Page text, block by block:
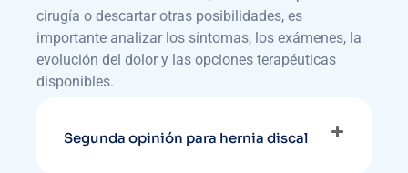
cirugía o descartar otras posibilidades, es
importante analizar los síntomas, los exámenes, la
evolución del dolor y las opciones terapéuticas
disponibles.
Segunda opinión para hernia discal